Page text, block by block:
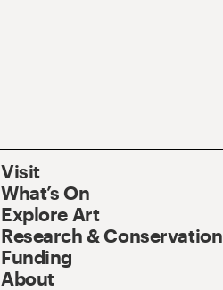
Visit
What’s On
Explore Art
Research & Conservation
Funding
About